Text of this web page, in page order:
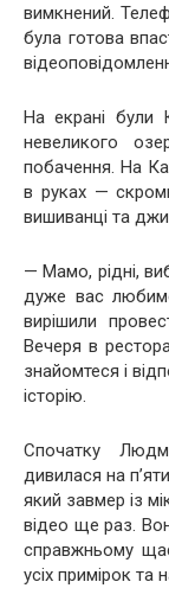
вимкнений.
була готова
На екрані були
невеликого
побачення. На
в руках —
вишиванці та
— Мамо, рідні,
дуже вас
вирішили
Вечеря в
знайомтеся і
історію.
Спочатку
дивилася на
який завмер із
відео ще раз.
справжньому
усіх примірок та